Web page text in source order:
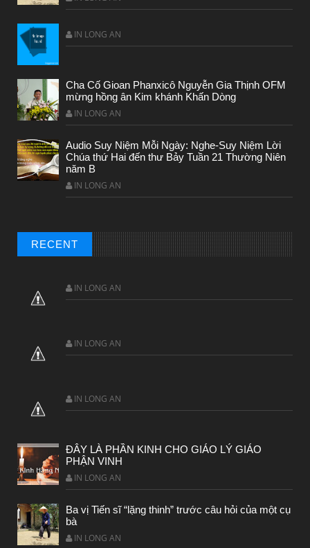
IN LONG AN
Cha Cố Gioan Phanxicô Nguyễn Gia Thịnh OFM
mừng hồng ân Kim khánh Khấn Dòng
IN LONG AN
Audio Suy Niệm Mỗi Ngày: Nghe-Suy Niệm Lời
Chúa thứ Hai đến thư Bảy Tuần 21 Thường Niên
năm B
IN LONG AN
RECENT
IN LONG AN
IN LONG AN
IN LONG AN
ĐÂY LÀ PHẦN KINH CHO GIÁO LÝ GIÁO
PHẬN VINH
IN LONG AN
Ba vị Tiến sĩ “lặng thinh” trước câu hỏi của một cụ
bà
IN LONG AN